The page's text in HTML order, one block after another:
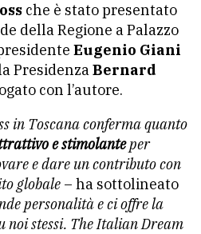
che è stato presentato
della Regione a Palazzo
Eugenio Giani
PresidenzaBernard
con l’autore.
in Toscana conferma quanto
e stimolanteper
e dare un contributo con
globale – ha sottolineato
personalità e ci offre la
noi stessi. The Italian Dream